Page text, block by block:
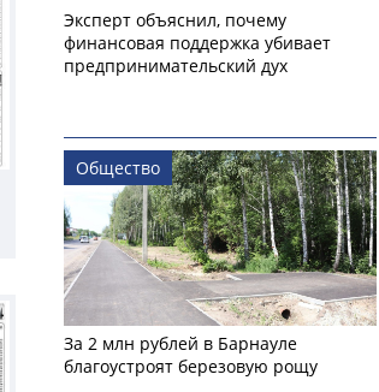
Эксперт объяснил, почему
финансовая поддержка убивает
предпринимательский дух
Общество
За 2 млн рублей в Барнауле
благоустроят березовую рощу